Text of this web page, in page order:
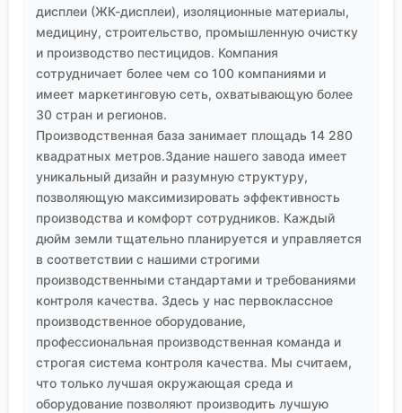
дисплеи (ЖК-дисплеи), изоляционные материалы,
медицину, строительство, промышленную очистку
и производство пестицидов. Компания
сотрудничает более чем со 100 компаниями и
имеет маркетинговую сеть, охватывающую более
30 стран и регионов.
Производственная база занимает площадь 14 280
квадратных метров.Здание нашего завода имеет
уникальный дизайн и разумную структуру,
позволяющую максимизировать эффективность
производства и комфорт сотрудников. Каждый
дюйм земли тщательно планируется и управляется
в соответствии с нашими строгими
производственными стандартами и требованиями
контроля качества. Здесь у нас первоклассное
производственное оборудование,
профессиональная производственная команда и
строгая система контроля качества. Мы считаем,
что только лучшая окружающая среда и
оборудование позволяют производить лучшую